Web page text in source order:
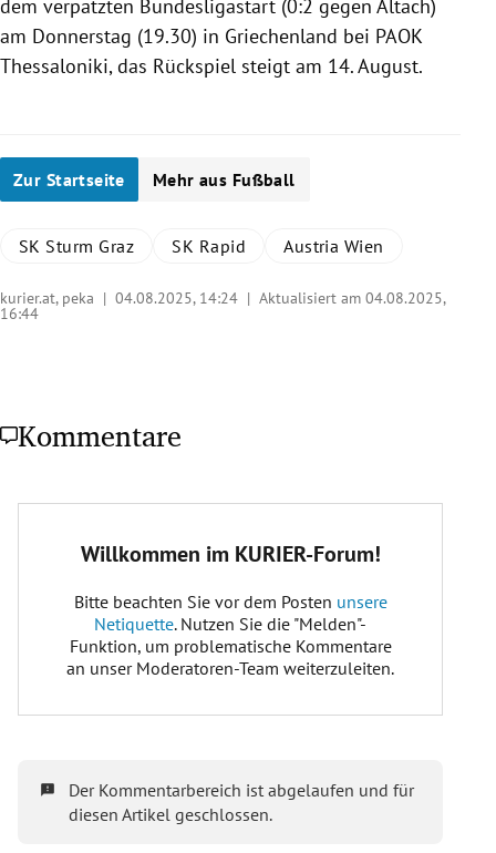
dem verpatzten Bundesligastart (0:2 gegen Altach)
am Donnerstag (19.30) in Griechenland bei PAOK
Thessaloniki, das Rückspiel steigt am 14. August.
Zur Startseite Mehr aus Fußball
SK Sturm Graz SK Rapid Austria Wien
kurier.at, peka | 04.08.2025, 14:24 | Aktualisiert am 04.08.2025,
16:44
Kommentare